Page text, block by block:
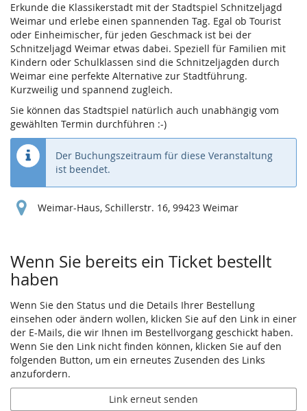
Erkunde die Klassikerstadt mit der Stadtspiel Schnitzeljagd
Weimar und erlebe einen spannenden Tag. Egal ob Tourist
oder Einheimischer, für jeden Geschmack ist bei der
Schnitzeljagd Weimar etwas dabei. Speziell für Familien mit
Kindern oder Schulklassen sind die Schnitzeljagden durch
Weimar eine perfekte Alternative zur Stadtführung.
Kurzweilig und spannend zugleich.
Sie können das Stadtspiel natürlich auch unabhängig vom
gewählten Termin durchführen :-)
Der Buchungszeitraum für diese Veranstaltung
ist beendet.
Weimar-Haus, Schillerstr. 16, 99423 Weimar
Wenn Sie bereits ein Ticket bestellt
haben
Wenn Sie den Status und die Details Ihrer Bestellung
einsehen oder ändern wollen, klicken Sie auf den Link in einer
der E-Mails, die wir Ihnen im Bestellvorgang geschickt haben.
Wenn Sie den Link nicht finden können, klicken Sie auf den
folgenden Button, um ein erneutes Zusenden des Links
anzufordern.
Link erneut senden